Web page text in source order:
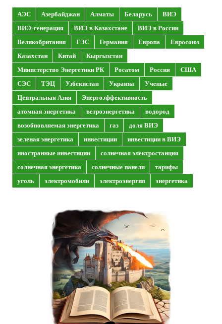
АЭС Азербайджан Алматы Беларусь
ВИЭ
ВИЭ-генерация
ВИЭ в Казахстане
ВИЭ в России
Великобритания
ГЭС Германия Европа
Евросоюз
Казахстан
Китай
Кыргызстан
Министерство Энергетики РК
Росатом Россия
США
СЭС
ТЭЦ Узбекистан Украина
Ученые
Центральная Азия
Энергоэффективность
атомная энергетика
ветроэнергетика
водород
возобновляемая энергетика
газ
доля ВИЭ
зеленая энергетика
инвестиции
инвестиции в ВИЭ
иностранные инвестиции
солнечная электростанция
солнечная энергетика
солнечные панели
тарифы
уголь
электромобили электроэнергия энергетика